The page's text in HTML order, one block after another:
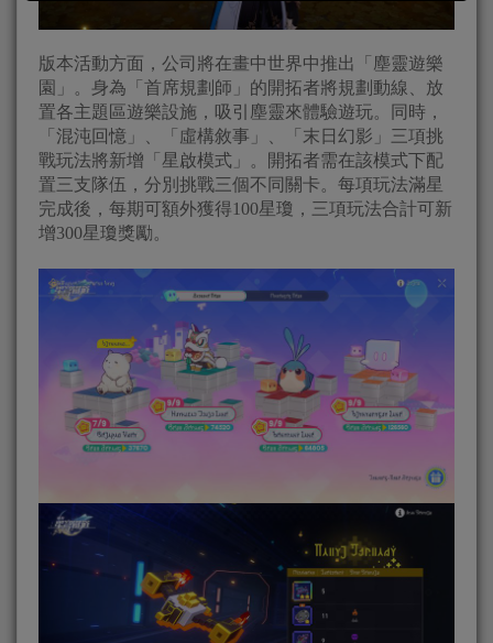
版本活動方面，公司將在畫中世界中推出「塵靈遊樂
園」。身為「首席規劃師」的開拓者將規劃動線、放
置各主題區遊樂設施，吸引塵靈來體驗遊玩。同時，
「混沌回憶」、「虛構敘事」、「末日幻影」三項挑
戰玩法將新增「星啟模式」。開拓者需在該模式下配
置三支隊伍，分別挑戰三個不同關卡。每項玩法滿星
完成後，每期可額外獲得100星瓊，三項玩法合計可新
增300星瓊獎勵。